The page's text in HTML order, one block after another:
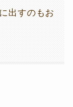
出すのもお